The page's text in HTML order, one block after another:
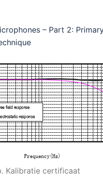
– Part 2:
Kalibratie certificaat